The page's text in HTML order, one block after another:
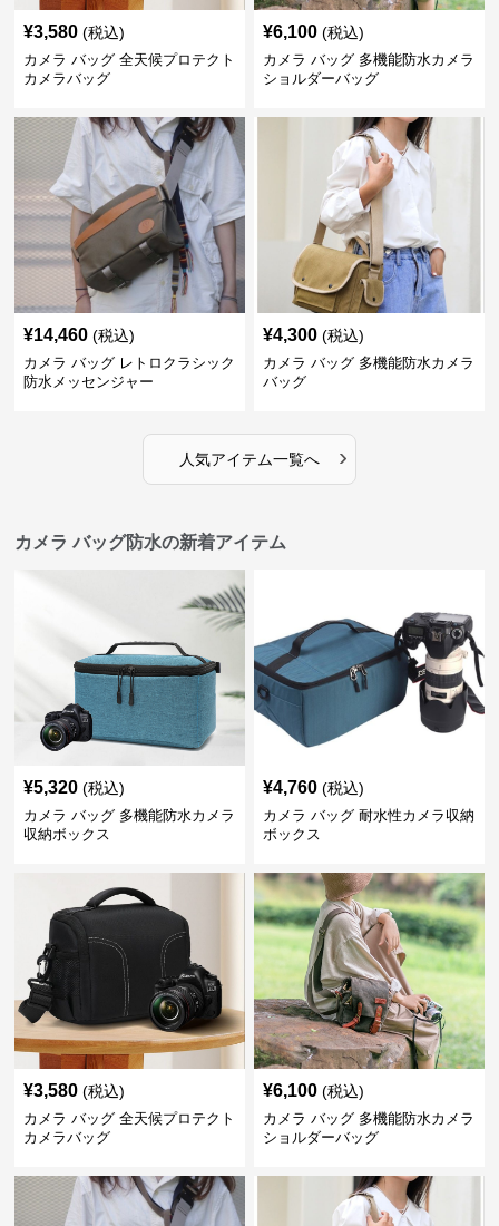
¥3,580 (税込)
カメラ バッグ 全天候プロテクト
カメラバッグ
¥6,100 (税込)
カメラ バッグ 多機能防水カメラ
ショルダーバッグ
¥14,460 (税込)
カメラ バッグ レトロクラシック
防水メッセンジャー
¥4,300 (税込)
カメラ バッグ 多機能防水カメラ
バッグ
人気アイテム一覧へ ›
カメラ バッグ防水の新着アイテム
¥5,320 (税込)
カメラ バッグ 多機能防水カメラ
収納ボックス
¥4,760 (税込)
カメラ バッグ 耐水性カメラ収納
ボックス
¥3,580 (税込)
カメラ バッグ 全天候プロテクト
カメラバッグ
¥6,100 (税込)
カメラ バッグ 多機能防水カメラ
ショルダーバッグ